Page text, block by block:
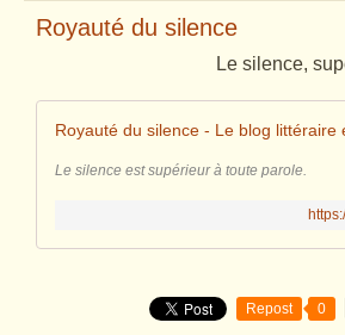
Royauté du silence
Le silence,
Royauté du silence - Le blog
Le silence est supérieur à toute parole.
Repost 0